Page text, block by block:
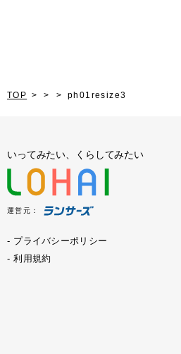
TOP ph01resize3
いってみたい、くらしてみたい
運営元：
プライバシーポリシー
利用規約